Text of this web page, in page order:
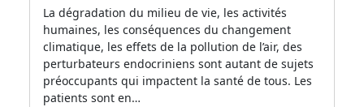
La dégradation du milieu de vie, les activités
humaines, les conséquences du changement
climatique, les effets de la pollution de l’air, des
perturbateurs endocriniens sont autant de sujets
préoccupants qui impactent la santé de tous. Les
patients sont en…